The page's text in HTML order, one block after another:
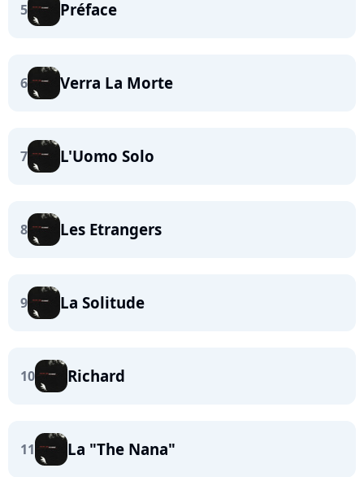
5 Préface
6 Verra La Morte
7 L'Uomo Solo
8 Les Etrangers
9 La Solitude
10 Richard
11 La "The Nana"